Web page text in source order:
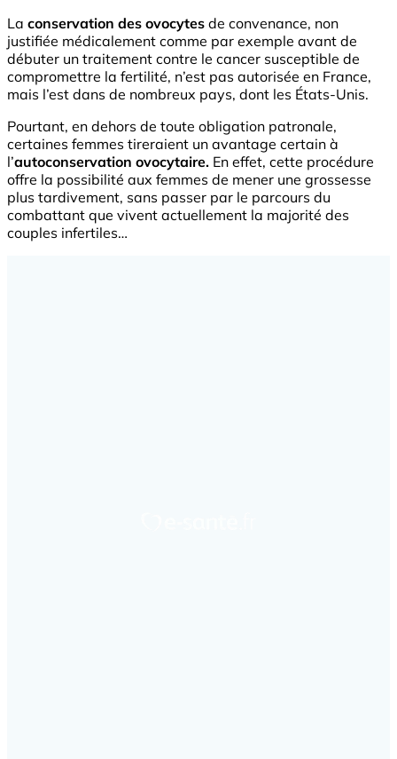
La conservation des ovocytes de convenance, non
justifiée médicalement comme par exemple avant de
débuter un traitement contre le cancer susceptible de
compromettre la fertilité, n’est pas autorisée en France,
mais l’est dans de nombreux pays, dont les États-Unis.
Pourtant, en dehors de toute obligation patronale,
certaines femmes tireraient un avantage certain à
l’autoconservation ovocytaire. En effet, cette procédure
offre la possibilité aux femmes de mener une grossesse
plus tardivement, sans passer par le parcours du
combattant que vivent actuellement la majorité des
couples infertiles…